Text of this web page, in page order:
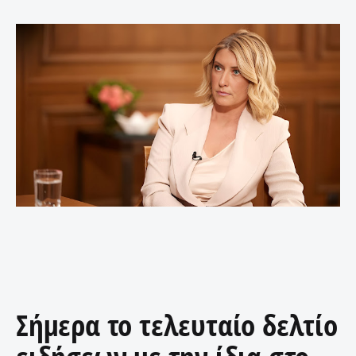
Σήμερα το τελευταίο δελτίο